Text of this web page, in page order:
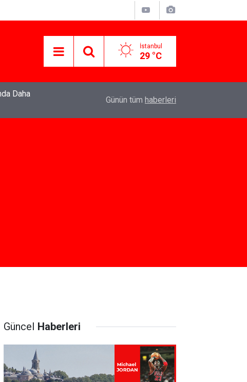
İstanbul
29 °C
Özlem Drahyalı Kimdir, Nereli ve Kaç
Günün tüm haberleri
Güncel Haberleri